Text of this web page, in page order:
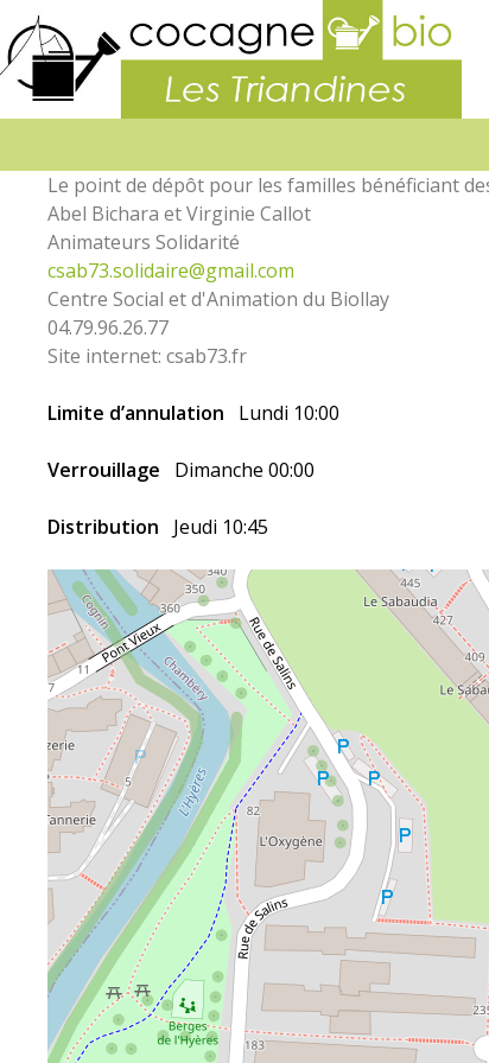
Le point de dépôt pour les familles bénéficiant
Abel Bichara et Virginie Callot
Animateurs Solidarité
csab73.solidaire@gmail.com
Centre Social et d'Animation du Biollay
04.79.96.26.77
Site internet: csab73.fr
Limite d’annulation Lundi 10:00
Verrouillage Dimanche 00:00
Distribution Jeudi 10:45